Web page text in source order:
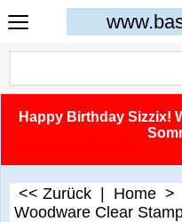
Happy Birthday Sizzix!
<< Zurück Home >
Woodware Clear